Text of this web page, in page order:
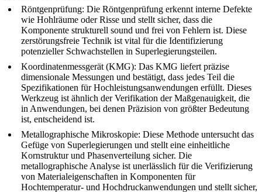
Röntgenprüfung: Die Röntgenprüfung erkennt interne Defekte
wie Hohlräume oder Risse und stellt sicher, dass die
Komponente strukturell sound und frei von Fehlern ist. Diese
zerstörungsfreie Technik ist vital für die Identifizierung
potenzieller Schwachstellen in Superlegierungsteilen.
Koordinatenmessgerät (KMG): Das KMG liefert präzise
dimensionale Messungen und bestätigt, dass jedes Teil die
Spezifikationen für Hochleistungsanwendungen erfüllt. Dieses
Werkzeug ist ähnlich derVerifikation der Maßgenauigkeit, die
in Anwendungen, bei denen Präzision von größter Bedeutung
ist, entscheidend ist.
Metallographische Mikroskopie: Diese Methode untersucht das
Gefüge von Superlegierungen und stellt eine einheitliche
Kornstruktur und Phasenverteilung sicher. Die
metallographische Analyse ist unerlässlich für die Verifizierung
von Materialeigenschaften in Komponenten für
Hochtemperatur- und Hochdruckanwendungen und stellt sicher,